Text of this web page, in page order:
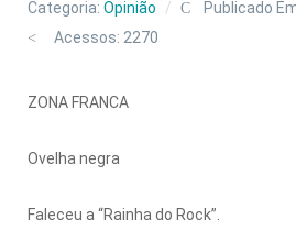
Categoria: Opinião
Publicado
Acessos: 2270
ZONA FRANCA
Ovelha negra
Faleceu a “Rainha do Rock”.